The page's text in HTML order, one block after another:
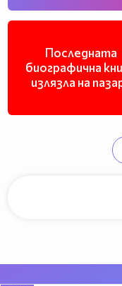
Последната
биографична
излязла на